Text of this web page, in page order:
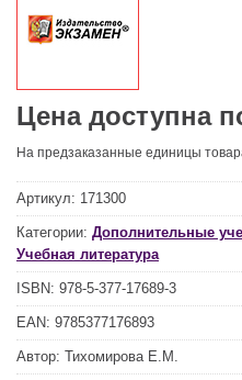
Цена доступна
На предзаказанные единицы
Артикул: 171300
Категории: Дополнительные
Учебная литература
ISBN: 978-5-377-17689-3
EAN: 9785377176893
Автор: Тихомирова Е.М.